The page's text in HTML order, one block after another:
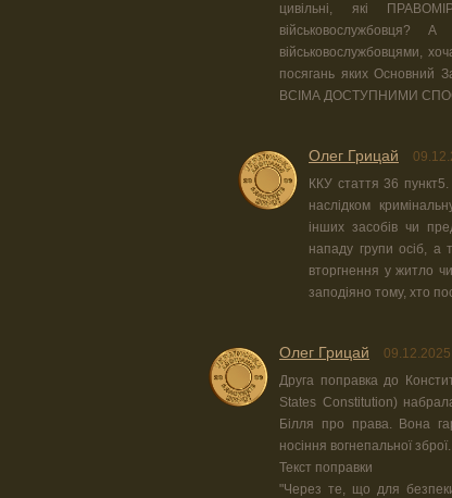
цивільні, які
військовослужбовцями,
посягань яких Основний
ВСІМА ДОСТУПНИМИ
Олег Грицай
ККУ стаття 36
наслідком
інших засобів чи
нападу групи осіб, а
вторгнення у житло
заподіяно тому, хто
Олег Грицай
Друга поправка до
States Constitution)
Білля про права. Вона
носіння вогнепальної зброї.
Текст поправки
"Через те, що для